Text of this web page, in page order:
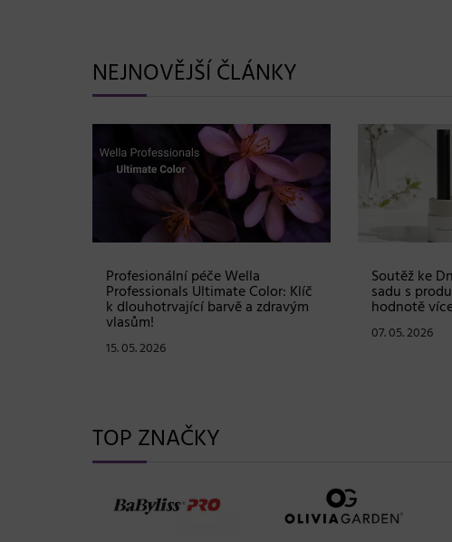
NEJNOVĚJŠÍ ČLÁNKY
Profesionální péče Wella
Professionals Ultimate Color: Klíč
k dlouhotrvající barvě a zdravým
vlasům!
15. 05. 2026
Soutěž ke
sadu s
hodnotě
07. 05. 2026
TOP ZNAČKY